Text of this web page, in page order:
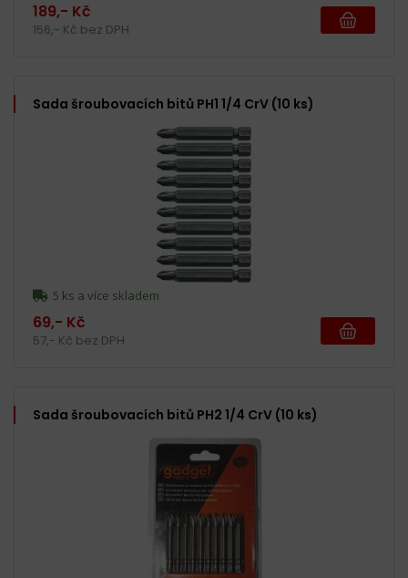
189,- Kč
156,- Kč bez DPH
Sada šroubovacích bitů PH1 1/4 CrV (10 ks)
5 ks a více skladem
69,- Kč
57,- Kč bez DPH
Sada šroubovacích bitů PH2 1/4 CrV (10 ks)